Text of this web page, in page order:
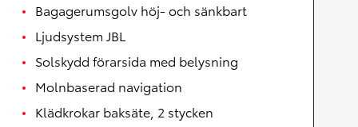
Bagagerumsgolv höj- och sänkbart
Ljudsystem JBL
Solskydd förarsida med belysning
Molnbaserad navigation
Klädkrokar baksäte, 2 stycken